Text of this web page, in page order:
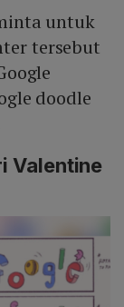
untuk
tersebut
doodle
Valentine